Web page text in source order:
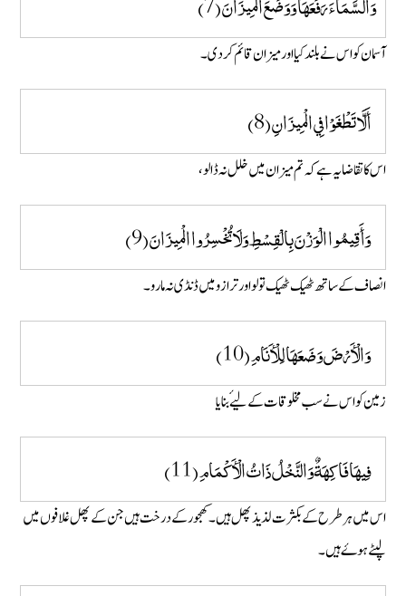
آسمان کو اس نے بلند کیا اور میزان قائم کر دی۔
أَلَّا تَطْغَوْا فِي الْمِيزَانِ (8)
اس کا تقاضا یہ ہے کہ تم میزان میں خلل نہ ڈالو،
وَأَقِيمُوا الْوَزْنَ بِالْقِسْطِ وَلَا تُخْسِرُوا الْمِيزَانَ (9)
انصاف کے ساتھ ٹھیک ٹھیک تو لو اور ترازو میں ڈنڈی نہ مارو۔
وَالْأَرْضَ وَضَعَهَا لِلْأَنَامِ (10)
زمین کو اس نے سب مخلوقات کے لیۓ بنایا
فِيهَا فَاكِهَةٌ وَالنَّخْلُ ذَاتُ الْأَكْمَامِ (11)
اس میں ہر طرح کے بکثرت لذیذ پھل ہیں ۔ کھجور کے درخت ہیں جن کے پھل غلافوں میں
لپٹے ہوۓ ہیں ۔